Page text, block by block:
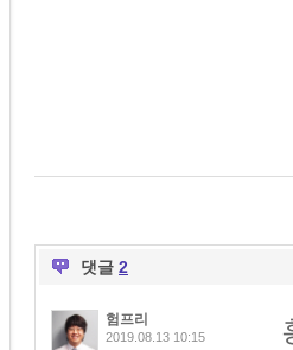
댓글 2
험프리
2019.08.13 10:15